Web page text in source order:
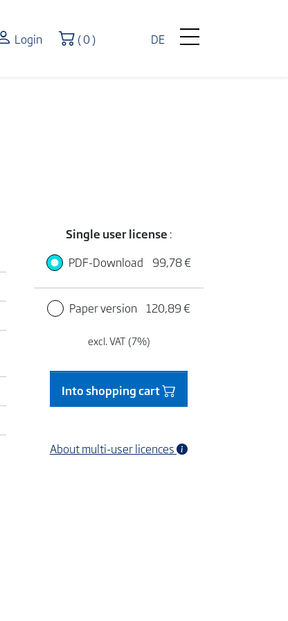
DE
Login Shopping Cart
( 0 )
Single user license :
PDF-Download
99,78 €
Paper version 120,89 €
excl. VAT (7%)
Into shopping cart
About multi-user licences